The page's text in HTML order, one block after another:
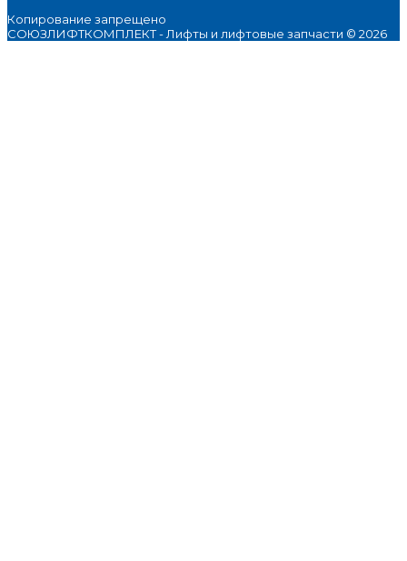
Копирование запрещено
СОЮЗЛИФТКОМПЛЕКТ - Лифты и лифтовые запчасти © 2026